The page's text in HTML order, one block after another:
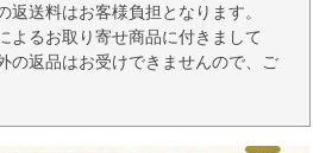
返送料はお客様負担となります。
よるお取り寄せ商品に付きまして
の返品はお受けできませんので、ご